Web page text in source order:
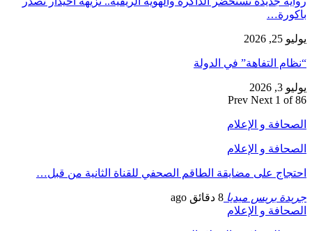
باكورة…
يوليو 25, 2026
“نظام التفاهة” في الدولة
يوليو 3, 2026
Prev Next 1 of 86
الصحافة و الإعلام
الصحافة و الإعلام
احتجاج على مضايقة الطاقم الصحفي للقناة الثانية من قبل…
جريدة بريس ميديا 8 دقائق ago
الصحافة و الإعلام